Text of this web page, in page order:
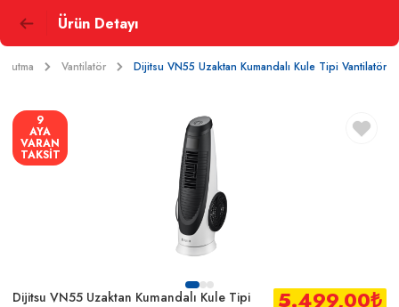
Ürün Detayı
Vantilatör Dijitsu VN55 Uzaktan Kumandalı Kule Tipi Vantilatör
9
AYA
VARAN
TAKSİT
Dijitsu VN55 Uzaktan Kumandalı Kule Tipi
5.499,00₺